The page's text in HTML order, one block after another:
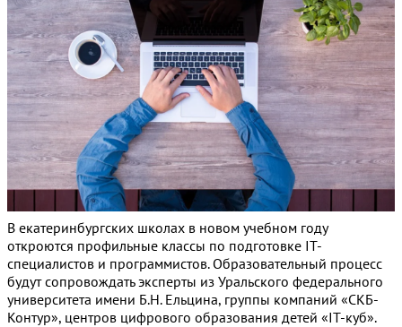
В екатеринбургских школах в новом учебном году
откроются профильные классы по подготовке IT-
специалистов и программистов. Образовательный процесс
будут сопровождать эксперты из Уральского федерального
университета имени Б.Н. Ельцина, группы компаний «СКБ-
Контур», центров цифрового образования детей «IT-куб».